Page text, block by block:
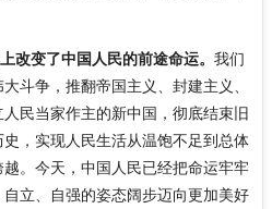
改变了中国人民的前途命运。 我们
斗争，推翻帝国主义、封建主义、
民当家作主的新中国，彻底结束旧
，实现人民生活从温饱不足到总体
。今天，中国人民已经把命运牢牢
立、自强的姿态阔步迈向更加美好